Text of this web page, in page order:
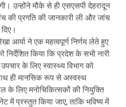
उन्होंने मौके से ही एसएसपी देहरादून
की प्रगति की जानकारी ली और जांच
आर्या ने एक महत्वपूर्ण निर्णय लेते हुए
किया कि प्रदेश के सभी नारी
के लिए स्वास्थ्य विभाग को
ही मानसिक रूप से अस्वस्थ
के लिए मनोचिकित्सकों की नियुक्ति
में प्रस्तुत किया जाए, ताकि भविष्य में